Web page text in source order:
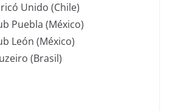
Unido (Chile)
Puebla (México)
León (México)
(Brasil)